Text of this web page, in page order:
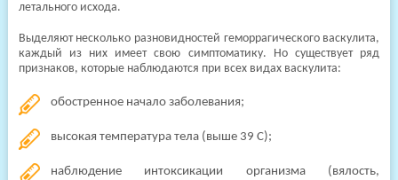
летального исхода.
Выделяют несколько разновидностей геморрагического васкулита,
каждый из них имеет свою симптоматику. Но существует ряд
признаков, которые наблюдаются при всех видах васкулита:
обостренное начало заболевания;
высокая температура тела (выше 39 С);
наблюдение интоксикации организма (вялость,